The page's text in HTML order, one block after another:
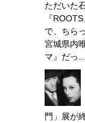
ただいた
『
で、ちら
宮城県内
マ』だっ…
門」展が